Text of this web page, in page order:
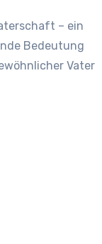
Bedeutung
Vater